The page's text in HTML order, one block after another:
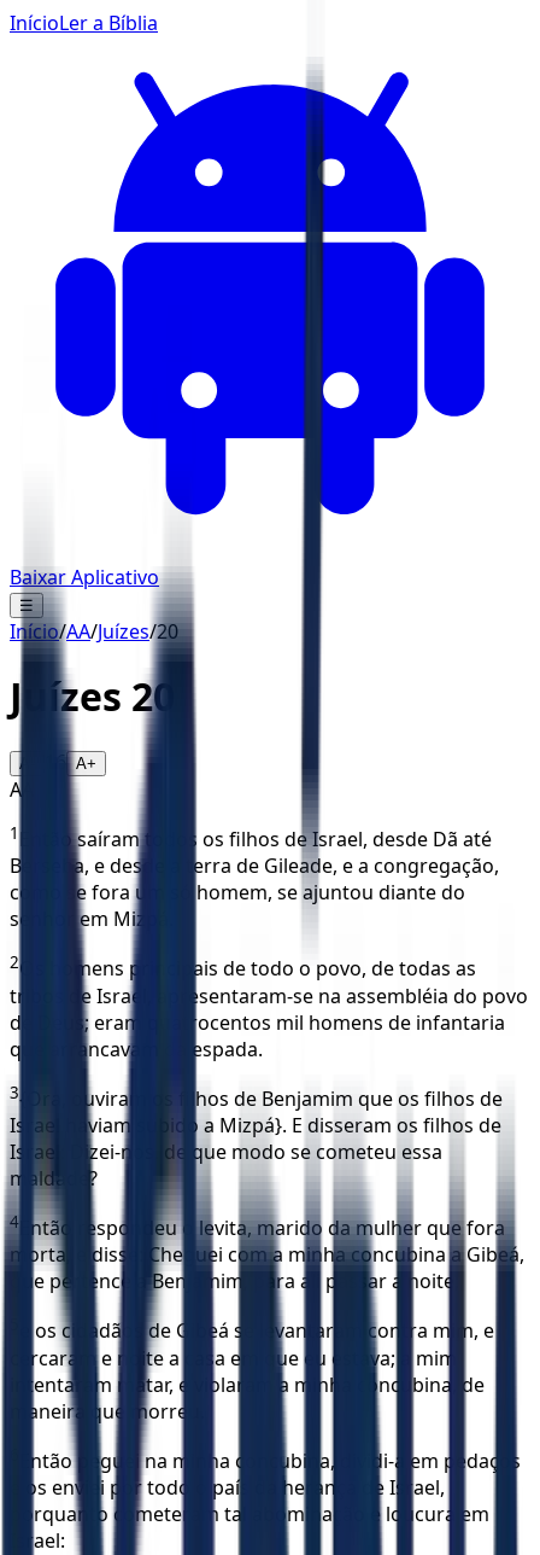
InícioLer a Bíblia
Baixar Aplicativo
☰
Início/AA/Juízes/20
Juízes 20
A- 16 A+
AA
1 Então saíram todos os filhos de Israel, desde Dã até
Berseba, e desde a terra de Gileade, e a congregação,
como se fora um só homem, se ajuntou diante do
senhor em Mizpá.
2Os homens principais de todo o povo, de todas as
tribos de Israel, apresentaram-se na assembléia do povo
de Deus; eram quatrocentos mil homens de infantaria
que arrancavam da espada.
3{Ora, ouviram os filhos de Benjamim que os filhos de
Israel haviam subido a Mizpá}. E disseram os filhos de
Israel: Dizei-nos, de que modo se cometeu essa
maldade?
4
Então respondeu o levita, marido da mulher que fora
morta, e disse: Cheguei com a minha concubina a Gibeá,
que pertence a Benjamim, para ali passar a noite;
e os cidadãos de Gibeá se levantaram contra mim, e
cercaram e noite a casa em que eu estava; a mim
intentaram matar, e violaram a minha concubina, de
maneira que morreu.
Então peguei na minha concubina, dividi-a em pedaços
e os enviei por todo o país da herança de Israel,
porquanto cometeram tal abominação e loucura em
Israel: